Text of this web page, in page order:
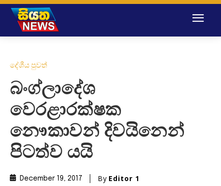
දේශීය පුවත්
බංග්ලාදේශ
වෙරළාරක්ෂක
නෞකාවන් දිවයිනෙන්
පිටත්ව යයි
December 19, 2017 By Editor 1